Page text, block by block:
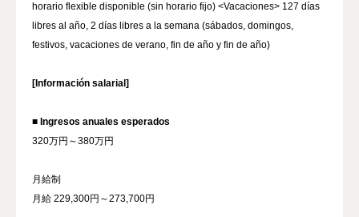
horario flexible disponible (sin horario fijo) <Vacaciones> 127 días
libres al año, 2 días libres a la semana (sábados, domingos,
festivos, vacaciones de verano, fin de año y fin de año)
[Información salarial]
■ Ingresos anuales esperados
320万円～380万円
月給制
月給 229,300円～273,700円